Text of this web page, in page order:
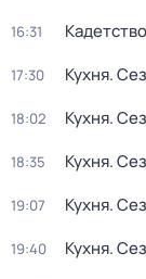
16:31 Кадетство
17:30 Кухня.
18:02 Кухня.
18:35 Кухня.
19:07 Кухня.
19:40 Кухня.